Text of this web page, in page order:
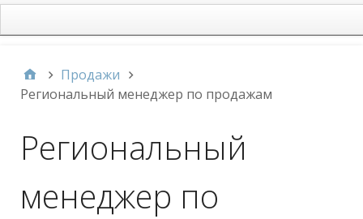
Продажи
Региональный менеджер по продажам
Региональный
менеджер по